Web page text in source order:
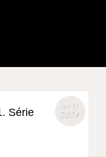
oct 31
2024
Série